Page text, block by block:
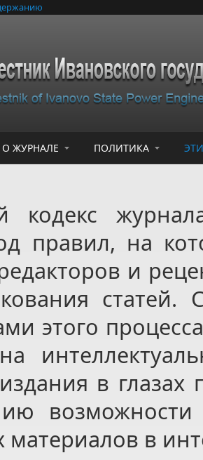
О ЖУРНАЛЕ ПОЛИТИКА
кодекс
правил, на
и
статей.
этого
в
возможности
материалов в